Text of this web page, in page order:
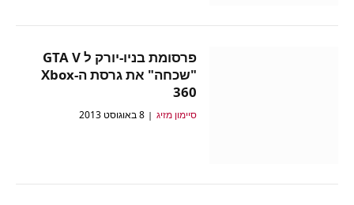
פרסומת בניו-יורק ל GTA V
"שכחה" את גרסת ה-Xbox
360
סיימון מזיג 8 באוגוסט 2013